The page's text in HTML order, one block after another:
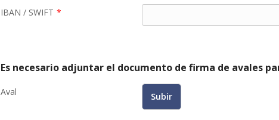
IBAN / SWIFT *
Es necesario adjuntar el documento de firma de avales
Aval Subir